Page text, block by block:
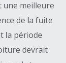
une meilleure
de la fuite
la période
devrait